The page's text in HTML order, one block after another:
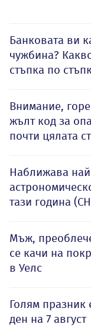
Банковата ви
чужбина?
стъпка по
Внимание,
жълт код за
почти цялата
Наближава
тази година
Мъж,
се качи на
в Уелс
Голям
ден на 7 август